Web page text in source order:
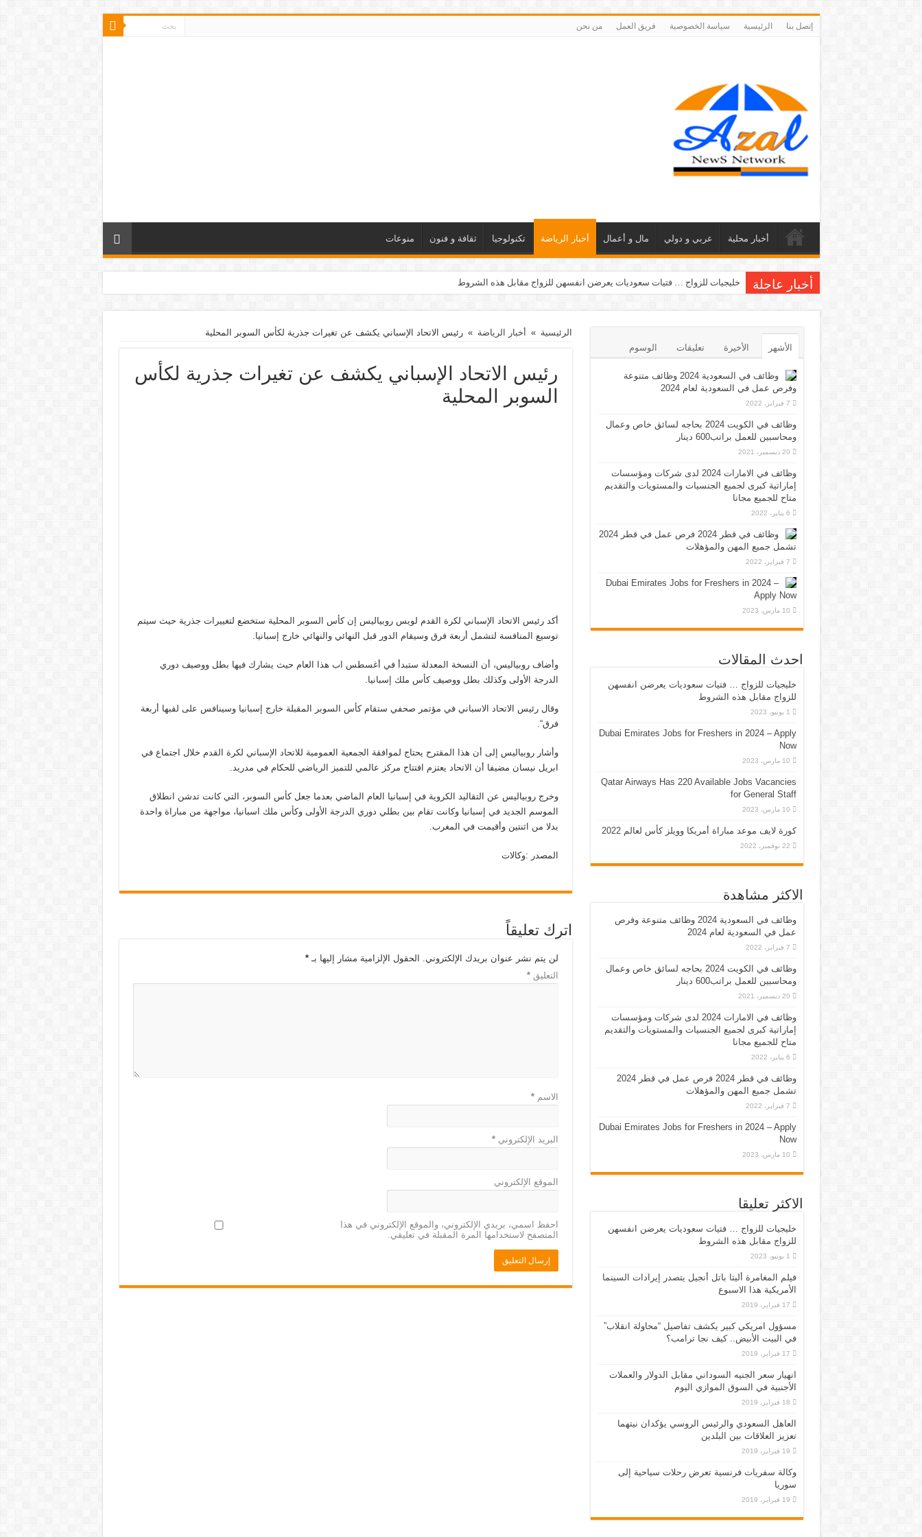
إتصل بنا الرئيسية سياسة الخصوصية فريق العمل من نحن
أخبار محلية عربي و دولي مال و أعمال أخبار الرياضة تكنولوجيا ثقافة و فنون منوعات
أخبار عاجلة خليجيات للزواج … فتيات سعوديات يعرضن انفسهن للزواج مقابل هذه الشروط
الرئيسية » أخبار الرياضة » رئيس الاتحاد الإسباني يكشف عن تغيرات جذرية لكأس السوبر المحلية
رئيس الاتحاد الإسباني يكشف عن تغيرات جذرية لكأس
السوبر المحلية
أكد رئيس الاتحاد الإسباني لكرة القدم لويس روبياليس إن كأس السوبر المحلية ستخضع لتغييرات جذرية حيث سيتم
توسيع المنافسة لتشمل أربعة فرق وسيقام الدور قبل النهائي والنهائي خارج إسبانيا.
وأضاف روبياليس، أن النسخة المعدلة ستبدأ في أغسطس اب هذا العام حيث يشارك فيها بطل ووصيف دوري
الدرجة الأولى وكذلك بطل ووصيف كأس ملك إسبانيا.
وقال رئيس الاتحاد الاسباني في مؤتمر صحفي ستقام كأس السوبر المقبلة خارج إسبانيا وسينافس على لقبها أربعة
فرق“.
وأشار روبياليس إلى أن هذا المقترح يحتاج لموافقة الجمعية العمومية للاتحاد الإسباني لكرة القدم خلال اجتماع في
ابريل نيسان مضيفا أن الاتحاد يعتزم افتتاح مركز عالمي للتميز الرياضي للحكام في مدريد.
وخرج روبياليس عن التقاليد الكروية في إسبانيا العام الماضي بعدما جعل كأس السوبر، التي كانت تدشن انطلاق
الموسم الجديد في إسبانيا وكانت تقام بين بطلي دوري الدرجة الأولى وكأس ملك اسبانيا، مواجهة من مباراة واحدة
بدلا من اثنتين وأقيمت في المغرب.
المصدر :وكالات
اترك تعليقاً
لن يتم نشر عنوان بريدك الإلكتروني. الحقول الإلزامية مشار إليها بـ*
التعليق*
الاسم*
البريد الإلكتروني*
الموقع الإلكتروني
احفظ اسمي، بريدي الإلكتروني، والموقع الإلكتروني في هذا
المتصفح لاستخدامها المرة المقبلة في تعليقي.
الأشهر الأخيرة تعليقات الوسوم
وظائف في السعودية 2024 وظائف متنوعة
وفرص عمل في السعودية لعام 2024
7 فبراير، 2022
وظائف في الكويت 2024 بحاجه لسائق خاص وعمال
ومحاسبين للعمل براتب600 دينار
20 ديسمبر، 2021
وظائف في الامارات 2024 لدى شركات ومؤسسات
إماراتية كبرى لجميع الجنسيات والمستويات والتقديم
متاح للجميع مجانا
6 يناير، 2022
وظائف في قطر 2024 فرص عمل في قطر 2024
تشمل جميع المهن والمؤهلات
7 فبراير، 2022
Dubai Emirates Jobs for Freshers in 2024 –
Apply Now
10 مارس، 2023
احدث المقالات
خليجيات للزواج … فتيات سعوديات يعرضن انفسهن
للزواج مقابل هذه الشروط
1 يونيو، 2023
Dubai Emirates Jobs for Freshers in 2024 – Apply
Now
10 مارس، 2023
Qatar Airways Has 220 Available Jobs Vacancies
for General Staff
10 مارس، 2023
كورة لايف موعد مباراة أمريكا وويلز كأس لعالم 2022
22 نوفمبر، 2022
الاكثر مشاهدة
وظائف في السعودية 2024 وظائف متنوعة وفرص
عمل في السعودية لعام 2024
7 فبراير، 2022
وظائف في الكويت 2024 بحاجه لسائق خاص وعمال
ومحاسبين للعمل براتب600 دينار
20 ديسمبر، 2021
وظائف في الامارات 2024 لدى شركات ومؤسسات
إماراتية كبرى لجميع الجنسيات والمستويات والتقديم
متاح للجميع مجانا
6 يناير، 2022
وظائف في قطر 2024 فرص عمل في قطر 2024
تشمل جميع المهن والمؤهلات
7 فبراير، 2022
Dubai Emirates Jobs for Freshers in 2024 – Apply
Now
10 مارس، 2023
الاكثر تعليقا
خليجيات للزواج … فتيات سعوديات يعرضن انفسهن
للزواج مقابل هذه الشروط
1 يونيو، 2023
فيلم المغامرة أليتا‭ ‬باتل أنجيل يتصدر إيرادات السينما
الأمريكية هذا الاسبوع
17 فبراير، 2019
مسؤول امريكي كبير يكشف تفاصيل “محاولة انقلاب”
في البيت الأبيض.. كيف نجا ترامب؟
17 فبراير، 2019
انهيار سعر الجنيه السوداني مقابل الدولار والعملات
الأجنبية في السوق الموازي اليوم
18 فبراير، 2019
العاهل السعودي والرئيس الروسي يؤكدان نيتهما
تعزيز العلاقات بين البلدين
19 فبراير، 2019
وكالة سفريات فرنسية تعرض رحلات سياحية إلى
سوريا
19 فبراير، 2019